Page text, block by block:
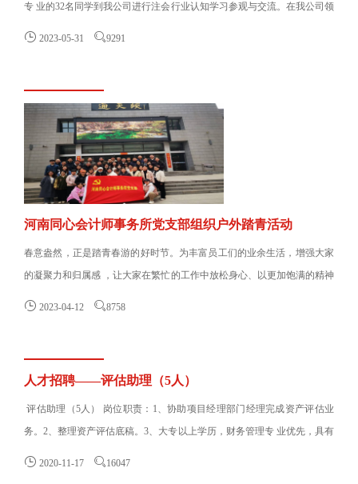
专 业的32名同学到我公司进行注会行业认知学习参观与交流。在我公司领
导薛会赞、李剑华、朱文......
 2023-05-31 9291
河南同心会计师事务所党支部组织户外踏青活动
春意盎然，正是踏青春游的好时节。为丰富员工们的业余生活，增强大家
的凝聚力和归属感 ，让大家在繁忙的工作中放松身心、以更加饱满的精神
 2023-04-12 8758
人才招聘——评估助理（5人）
评估助理（5人） 岗位职责：1、协助项目经理部门经理完成资产评估业
务。2、整理资产评估底稿。3、大专以上学历，财务管理专 业优先，具有
 2020-11-17  16047